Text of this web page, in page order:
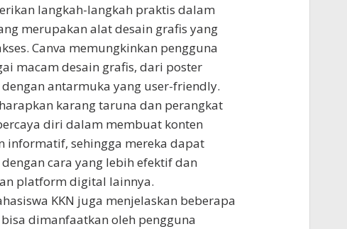
langkah-langkah praktis dalam
merupakan alat desain grafis yang
Canva memungkinkan pengguna
macam desain grafis, dari poster
antarmuka yang user-friendly.
karang taruna dan perangkat
diri dalam membuat konten
informatif, sehingga mereka dapat
cara yang lebih efektif dan
platform digital lainnya.
KKN juga menjelaskan beberapa
dimanfaatkan oleh pengguna